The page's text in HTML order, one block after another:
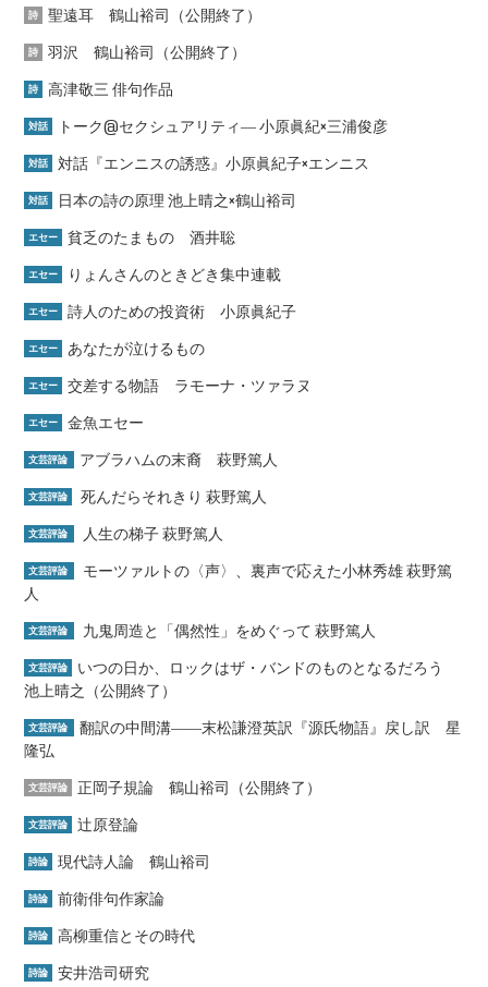
詩 聖遠耳 鶴山裕司（公開終了）
詩 羽沢 鶴山裕司（公開終了）
詩 高津敬三 俳句作品
対話 トーク@セクシュアリティ― 小原眞紀×三浦俊彦
対話 対話『エンニスの誘惑』小原眞紀子×エンニス
対話 日本の詩の原理 池上晴之×鶴山裕司
エセー 貧乏のたまもの 酒井聡
エセー りょんさんのときどき集中連載
エセー 詩人のための投資術 小原眞紀子
エセー あなたが泣けるもの
エセー 交差する物語 ラモーナ・ツァラヌ
エセー 金魚エセー
文芸評論 アブラハムの末裔 萩野篤人
文芸評論 死んだらそれきり 萩野篤人
文芸評論 人生の梯子 萩野篤人
文芸評論
モーツァルトの〈声〉、裏声で応えた小林秀雄 萩野篤
人
文芸評論 九鬼周造と「偶然性」をめぐって 萩野篤人
文芸評論
いつの日か、ロックはザ・バンドのものとなるだろう
池上晴之（公開終了）
文芸評論
翻訳の中間溝――末松謙澄英訳『源氏物語』戻し訳 星
隆弘
文芸評論 正岡子規論 鶴山裕司（公開終了）
文芸評論 辻原登論
詩論 現代詩人論 鶴山裕司
詩論 前衛俳句作家論
詩論 高柳重信とその時代
詩論 安井浩司研究